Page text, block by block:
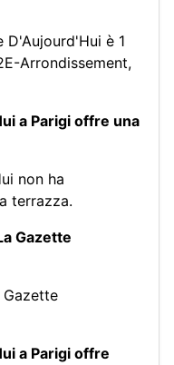
è 1
Arrondissement,
a Parigi offre una
non ha
terrazza.
Gazette
a Parigi offre